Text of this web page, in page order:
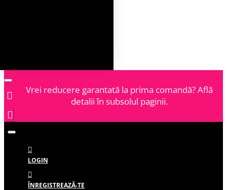
Vrei reducere garantată la prima comandă? Află
detalii în subsolul paginii.
LOGIN
ÎNREGISTREAZĂ-TE